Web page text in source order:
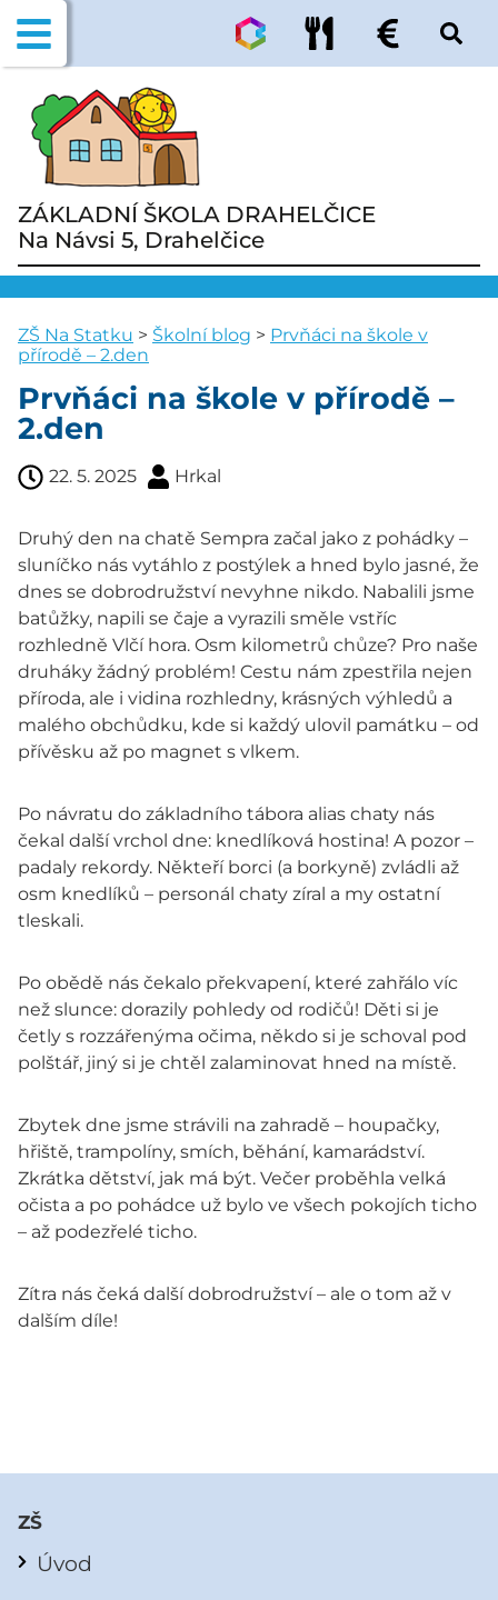
ZÁKLADNÍ ŠKOLA DRAHELČICE
Na Návsi 5, Drahelčice
ZŠ Na Statku > Školní blog > Prvňáci na škole v
přírodě – 2.den
Prvňáci na škole v přírodě –
2.den
22. 5. 2025 Hrkal
Druhý den na chatě Sempra začal jako z pohádky –
sluníčko nás vytáhlo z postýlek a hned bylo jasné, že
dnes se dobrodružství nevyhne nikdo. Nabalili jsme
batůžky, napili se čaje a vyrazili směle vstříc
rozhledně Vlčí hora. Osm kilometrů chůze? Pro naše
druháky žádný problém! Cestu nám zpestřila nejen
příroda, ale i vidina rozhledny, krásných výhledů a
malého obchůdku, kde si každý ulovil památku – od
přívěsku až po magnet s vlkem.
Po návratu do základního tábora alias chaty nás
čekal další vrchol dne: knedlíková hostina! A pozor –
padaly rekordy. Někteří borci (a borkyně) zvládli až
osm knedlíků – personál chaty zíral a my ostatní
tleskali.
Po obědě nás čekalo překvapení, které zahřálo víc
než slunce: dorazily pohledy od rodičů! Děti si je
četly s rozzářenýma očima, někdo si je schoval pod
polštář, jiný si je chtěl zalaminovat hned na místě.
Zbytek dne jsme strávili na zahradě – houpačky,
hřiště, trampolíny, smích, běhání, kamarádství.
Zkrátka dětství, jak má být. Večer proběhla velká
očista a po pohádce už bylo ve všech pokojích ticho
– až podezřelé ticho.
Zítra nás čeká další dobrodružství – ale o tom až v
dalším díle!
ZŠ
Úvod